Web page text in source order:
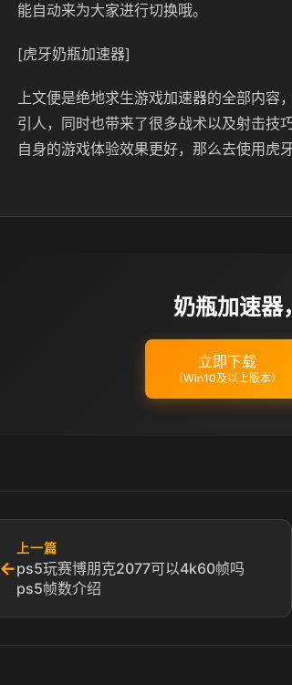
能自动来为大家进行切换哦。
[虎牙奶瓶加速器]
上文便是绝地求生游戏加速器的全部内容
引人，同时也带来了很多战术以及射击技
自身的游戏体验效果更好，那么去使用虎
奶瓶加速器
立即下载
（Win10及以上版本）
←
上一篇
ps5玩赛博朋克2077可以4k60帧吗
ps5帧数介绍